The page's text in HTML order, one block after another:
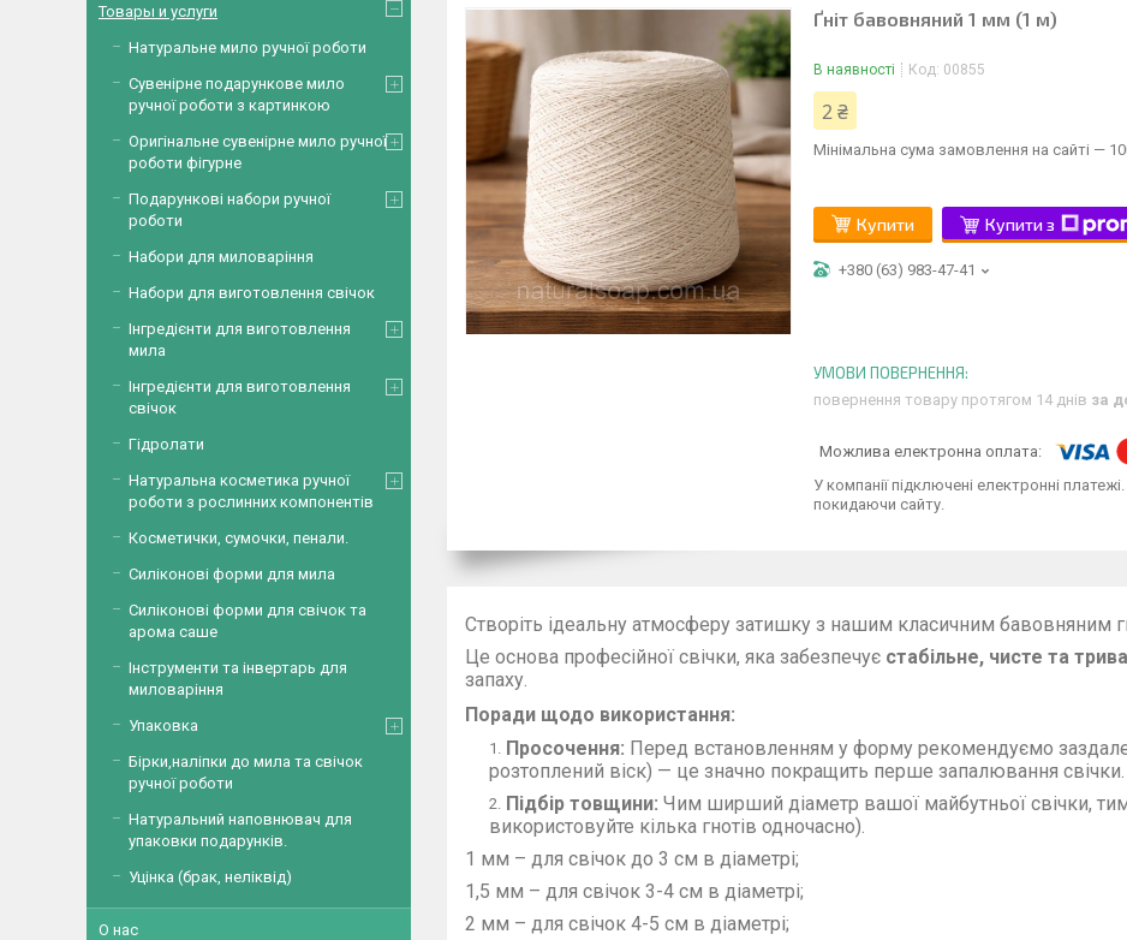
Ґніт бавовняний 1 мм (1 м)
В наявності Код: 00855
2 ₴
Мінімальна сума замовлення на сайті —
Купити Купити з
+380 (63) 983-47-41
повернення товару протягом 14 днів за
У компанії підключені електронні
покидаючи сайту.
Створіть ідеальну атмосферу затишку з нашим класичним бавовняним
Це основа професійної свічки, яка забезпечує стабільне, чисте та
запаху.
Поради щодо використання:
Просочення: Перед встановленням у форму рекомендуємо
розтоплений віск) — це значно покращить перше запалювання свічки.
Підбір товщини: Чим ширший діаметр вашої майбутньої свічки,
використовуйте кілька гнотів одночасно).
1 мм – для свічок до 3 см в діаметрі;
1,5 мм – для свічок 3-4 см в діаметрі;
2 мм – для свічок 4-5 см в діаметрі;
Товары и услуги
Натуральне мило ручної роботи
Сувенірне подарункове мило
ручної роботи з картинкою
Оригінальне сувенірне мило ручної
роботи фігурне
Подарункові набори ручної
роботи
Набори для миловаріння
Набори для виготовлення свічок
Інгредієнти для виготовлення
мила
Інгредієнти для виготовлення
свічок
Гідролати
Натуральна косметика ручної
роботи з рослинних компонентів
Косметички, сумочки, пенали.
Силіконові форми для мила
Силіконові форми для свічок та
арома саше
Інструменти та інвертарь для
миловаріння
Упаковка
Бірки,наліпки до мила та свічок
ручної роботи
Натуральний наповнювач для
упаковки подарунків.
Уцінка (брак, неліквід)
О нас